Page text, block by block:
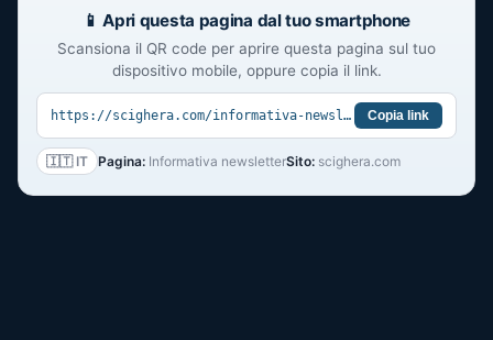
📱 Apri questa pagina dal tuo smartphone
Scansiona il QR code per aprire questa pagina sul tuo
dispositivo mobile, oppure copia il link.
https://scighera.com/informativa-newsletter/ Copia link
🇮🇹 IT Pagina: Informativa newsletterSito: scighera.com